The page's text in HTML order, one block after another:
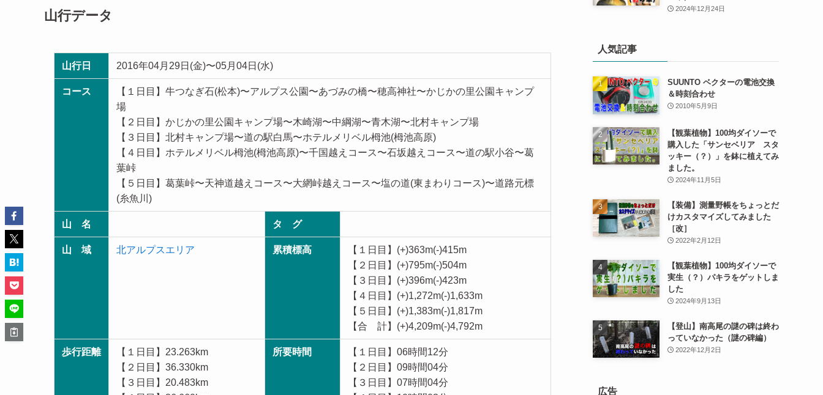
山行データ
山行日 2016年04月29日(金)〜05月04日(水)
コース
【１日目】牛つなぎ石(松本)〜アルプス公園〜あづみの橋〜穂高神社〜かじかの里公園キャンプ
場
【２日目】かじかの里公園キャンプ場〜木崎湖〜中綱湖〜青木湖〜北村キャンプ場
【３日目】北村キャンプ場〜道の駅白馬〜ホテルメリベル栂池(栂池高原)
【４日目】ホテルメリベル栂池(栂池高原)〜千国越えコース〜石坂越えコース〜道の駅小谷〜葛
葉峠
【５日目】葛葉峠〜天神道越えコース〜大網峠越えコース〜塩の道(東まわりコース)〜道路元標
(糸魚川)
山 名 タ グ
山 域 北アルプスエリア 累積標高
【１日目】(+)363m(-)415m
【２日目】(+)795m(-)504m
【３日目】(+)396m(-)423m
【４日目】(+)1,272m(-)1,633m
【５日目】(+)1,383m(-)1,817m
【合 計】(+)4,209m(-)4,792m
歩行距離
【１日目】23.263km
【２日目】36.330km
【３日目】20.483km
所要時間
【１日目】06時間12分
【２日目】09時間04分
【３日目】07時間04分
2024年12月24日
人気記事
SUUNTO ベクターの電池交換
＆時刻合わせ
2010年5月9日
【観葉植物】100均ダイソーで
購入した「サンセベリア スタ
ッキー（？）」を鉢に植えてみ
ました。
2024年11月5日
【装備】測量野帳をちょっとだ
けカスタマイズしてみました
［改］
2022年2月12日
【観葉植物】100均ダイソーで
実生（？）パキラをゲットしま
した
2024年9月13日
【登山】南高尾の謎の碑は終わ
っていなかった（謎の碑編）
2022年12月2日
広告